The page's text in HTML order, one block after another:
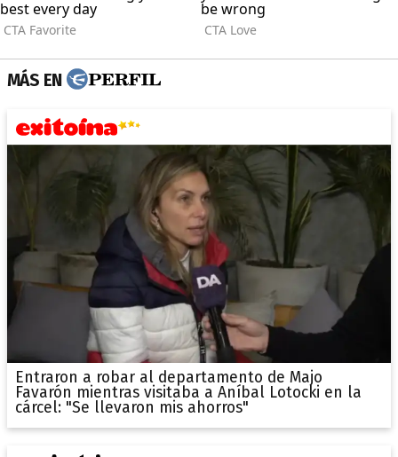
MÁS EN
Entraron a robar al departamento de Majo
Favarón mientras visitaba a Aníbal Lotocki en la
cárcel: "Se llevaron mis ahorros"